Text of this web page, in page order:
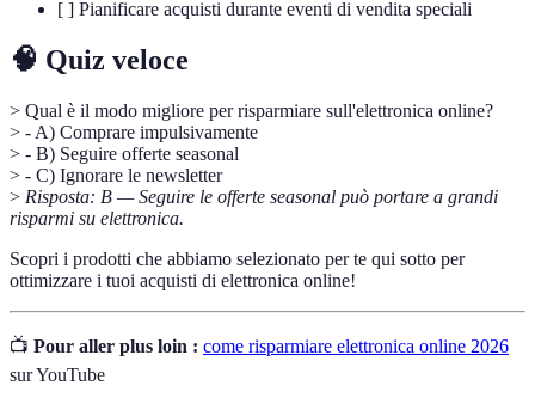
[ ] Pianificare acquisti durante eventi di vendita speciali
🧠 Quiz veloce
> Qual è il modo migliore per risparmiare sull'elettronica online?
> - A) Comprare impulsivamente
> - B) Seguire offerte seasonal
> - C) Ignorare le newsletter
> Risposta: B — Seguire le offerte seasonal può portare a grandi
risparmi su elettronica.
Scopri i prodotti che abbiamo selezionato per te qui sotto per
ottimizzare i tuoi acquisti di elettronica online!
📺 Pour aller plus loin : come risparmiare elettronica online 2026
sur YouTube